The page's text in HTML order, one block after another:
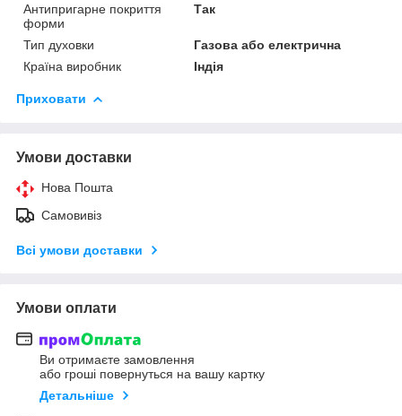
Антипригарне покриття
форми
Так
Тип духовки
Газова або електрична
Країна виробник
Індія
Приховати
Умови доставки
Нова Пошта
Самовивіз
Всі умови доставки
Умови оплати
Ви отримаєте замовлення
або гроші повернуться на вашу картку
Детальніше